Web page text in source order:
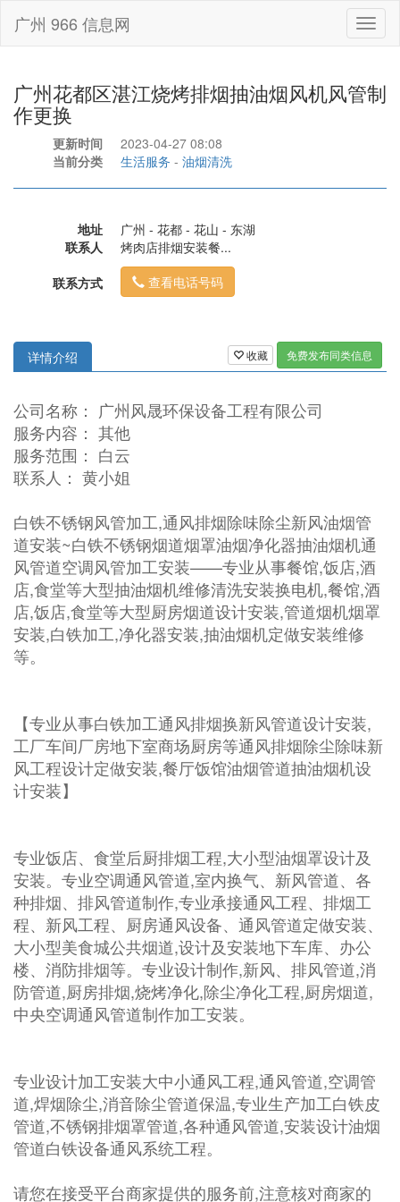
广州 966 信息网
广州花都区湛江烧烤排烟抽油烟风机风管制
作更换
更新时间
2023-04-27 08:08
当前分类
生活服务 - 油烟清洗
地址
广州 - 花都 - 花山 - 东湖
联系人
烤肉店排烟安装餐...
联系方式
查看电话号码
收藏 免费发布同类信息
详情介绍
公司名称： 广州风晟环保设备工程有限公司
服务内容： 其他
服务范围： 白云
联系人： 黄小姐
白铁不锈钢风管加工,通风排烟除味除尘新风油烟管
道安装~白铁不锈钢烟道烟罩油烟净化器抽油烟机通
风管道空调风管加工安装——专业从事餐馆,饭店,酒
店,食堂等大型抽油烟机维修清洗安装换电机,餐馆,酒
店,饭店,食堂等大型厨房烟道设计安装,管道烟机烟罩
安装,白铁加工,净化器安装,抽油烟机定做安装维修
等。
【专业从事白铁加工通风排烟换新风管道设计安装,
工厂车间厂房地下室商场厨房等通风排烟除尘除味新
风工程设计定做安装,餐厅饭馆油烟管道抽油烟机设
计安装】
专业饭店、食堂后厨排烟工程,大小型油烟罩设计及
安装。专业空调通风管道,室内换气、新风管道、各
种排烟、排风管道制作,专业承接通风工程、排烟工
程、新风工程、厨房通风设备、通风管道定做安装、
大小型美食城公共烟道,设计及安装地下车库、办公
楼、消防排烟等。专业设计制作,新风、排风管道,消
防管道,厨房排烟,烧烤净化,除尘净化工程,厨房烟道,
中央空调通风管道制作加工安装。
专业设计加工安装大中小通风工程,通风管道,空调管
道,焊烟除尘,消音除尘管道保温,专业生产加工白铁皮
管道,不锈钢排烟罩管道,各种通风管道,安装设计油烟
管道白铁设备通风系统工程。
请您在接受平台商家提供的服务前,注意核对商家的